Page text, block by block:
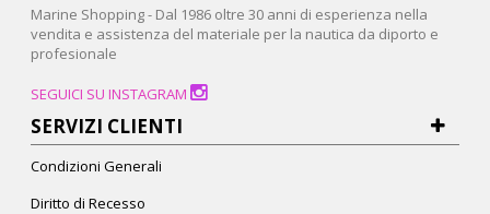
Marine Shopping - Dal 1986 oltre 30 anni di esperienza nella
vendita e assistenza del materiale per la nautica da diporto e
profesionale
SEGUICI SU INSTAGRAM
SERVIZI CLIENTI
Condizioni Generali
Diritto di Recesso